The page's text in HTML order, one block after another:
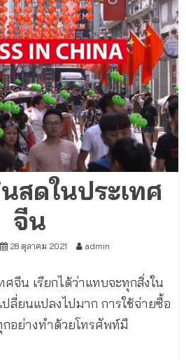
นสดในประเทศ
จีน
28 ตุลาคม 2021 admin
ศจีน เรียกได้ว่าแทบจะทุกสิ่งใน
ลี่ยนแปลงไปมาก การใช้จ่ายซื้อ
กอย่างทำด้วยโทรศัพท์มื